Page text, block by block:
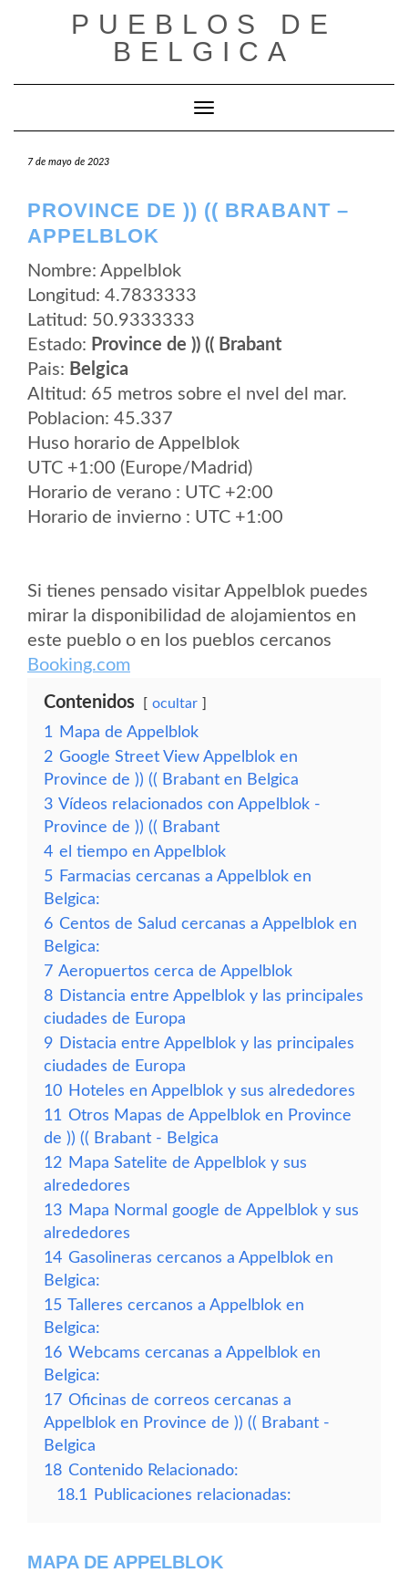
PUEBLOS DE
BELGICA
Cambiar modo de navegación
7 de mayo de 2023
PROVINCE DE )) (( BRABANT –
APPELBLOK
Nombre: Appelblok
Longitud: 4.7833333
Latitud: 50.9333333
Estado: Province de )) (( Brabant
Pais: Belgica
Altitud: 65 metros sobre el nvel del mar.
Poblacion: 45.337
Huso horario de Appelblok
UTC +1:00 (Europe/Madrid)
Horario de verano : UTC +2:00
Horario de invierno : UTC +1:00
Si tienes pensado visitar Appelblok puedes
mirar la disponibilidad de alojamientos en
este pueblo o en los pueblos cercanos
Booking.com
Contenidos ocultar
1
Mapa de Appelblok
2 Google Street View Appelblok en
Province de )) (( Brabant en Belgica
3 Vídeos relacionados con Appelblok -
Province de )) (( Brabant
4 el tiempo en Appelblok
5 Farmacias cercanas a Appelblok en
Belgica:
6 Centos de Salud cercanas a Appelblok en
Belgica:
7 Aeropuertos cerca de Appelblok
8 Distancia entre Appelblok y las principales
ciudades de Europa
9 Distacia entre Appelblok y las principales
ciudades de Europa
10 Hoteles en Appelblok y sus alrededores
11 Otros Mapas de Appelblok en Province
de )) (( Brabant - Belgica
12 Mapa Satelite de Appelblok y sus
alrededores
13 Mapa Normal google de Appelblok y sus
alrededores
14 Gasolineras cercanos a Appelblok en
Belgica:
15 Talleres cercanos a Appelblok en
Belgica:
16 Webcams cercanas a Appelblok en
Belgica:
17 Oficinas de correos cercanas a
Appelblok en Province de )) (( Brabant -
Belgica
18 Contenido Relacionado:
18.1
Publicaciones relacionadas:
MAPA DE APPELBLOK